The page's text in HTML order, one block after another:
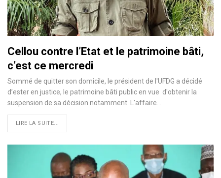
Cellou contre l’Etat et le patrimoine bâti,
c’est ce mercredi
Sommé de quitter son domicile, le président de l'UFDG a décidé
d’ester en justice, le patrimoine bâti public en vue d'obtenir la
suspension de sa décision notamment. L'affaire…
LIRE LA SUITE...